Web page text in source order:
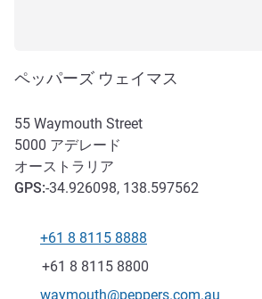
ペッパーズ ウェイマス
55 Waymouth Street
5000 アデレード
オーストラリア
GPS:-34.926098, 138.597562
電話番号
+61 8 8115 8888
ファックス
+61 8 8115 8800
Eメール
waymouth@peppers.com.au